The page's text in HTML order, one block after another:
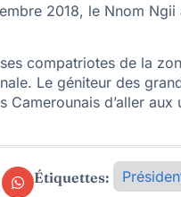
2018, le Nnom
compatriotes de la
Le géniteur des
d’aller aux
Étiquettes: